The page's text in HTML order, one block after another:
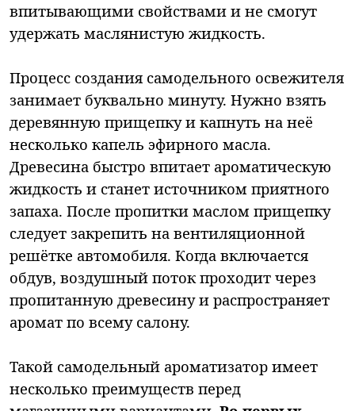
впитывающими свойствами и не смогут
удержать маслянистую жидкость.
Процесс создания самодельного освежителя
занимает буквально минуту. Нужно взять
деревянную прищепку и капнуть на неё
несколько капель эфирного масла.
Древесина быстро впитает ароматическую
жидкость и станет источником приятного
запаха. После пропитки маслом прищепку
следует закрепить на вентиляционной
решётке автомобиля. Когда включается
обдув, воздушный поток проходит через
пропитанную древесину и распространяет
аромат по всему салону.
Такой самодельный ароматизатор имеет
несколько преимуществ перед